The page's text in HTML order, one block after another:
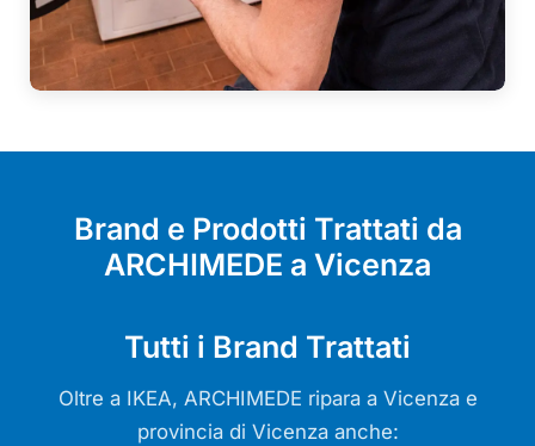
Brand e Prodotti Trattati da
ARCHIMEDE a Vicenza
Tutti i Brand Trattati
Oltre a IKEA, ARCHIMEDE ripara a Vicenza e
provincia di Vicenza anche: